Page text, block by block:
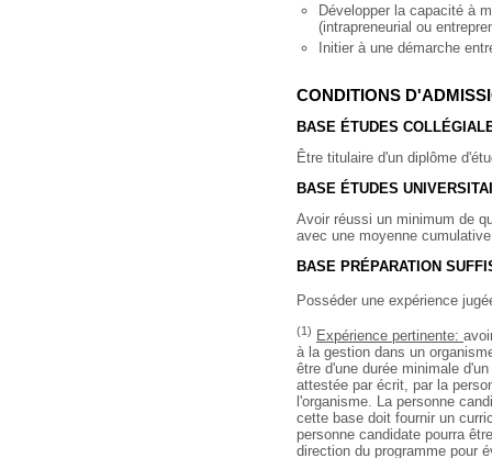
Développer la capacité à
(intrapreneurial ou
Initier à une démarche
CONDITIONS
BASE ÉTUDES
Être titulaire d'un diplôme
BASE ÉTUDES
Avoir réussi un minimum de
avec une moyenne
BASE PRÉPARATION
Posséder une expérience
(1) Expérience pertinente:
à la gestion dans un
être d'une durée minimale
attestée par écrit, par la
l'organisme. La personne
cette base doit fournir un
personne candidate pourra
direction du programme pour